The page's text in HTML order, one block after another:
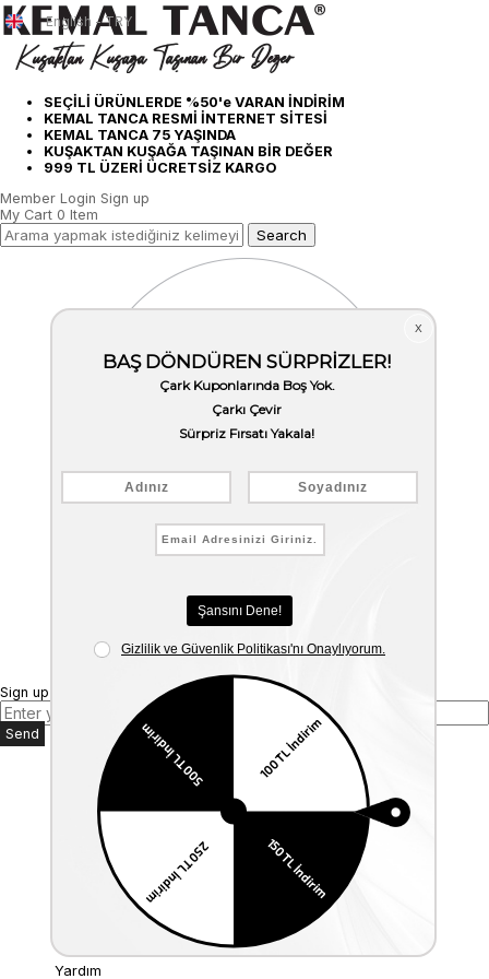
SEÇİLİ ÜRÜNLERDE %50'e VARAN İNDİRİM
KEMAL TANCA RESMİ İNTERNET SİTESİ
KEMAL TANCA 75 YAŞINDA
KUŞAKTAN KUŞAĞA TAŞINAN BİR DEĞER
999 TL ÜZERİ ÜCRETSİZ KARGO
English - TRY
Member Login Sign up
My Cart 0 Item
Sign up for our E-mail Newsletter
Send
Kurumsal
Anasayfa
Hakkımızda
Mağazalarımız
Bize Ulaşın
Müşteri İlişkileri
Üyelik
İade ve Değişim
Kargo & Teslimat
Yardım